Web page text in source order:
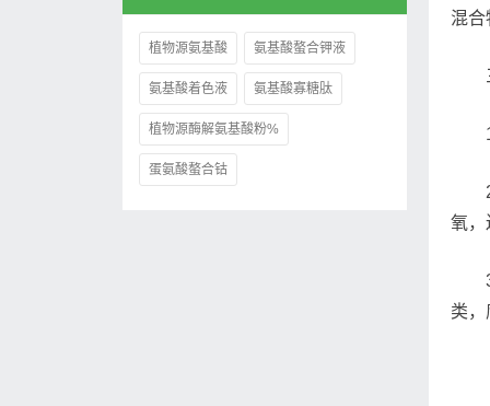
混合
氧，
类
植物源氨基酸 氨基酸螯合钾液
氨基酸着色液 氨基酸寡糖肽
植物源酶解氨基酸粉%
蛋氨酸螯合钴